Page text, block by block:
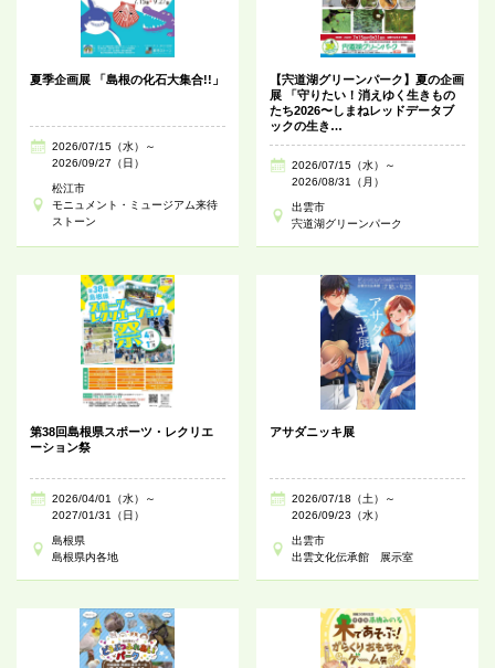
夏季企画展 「島根の化石大集合!!」
2026/07/15（水）～
2026/09/27（日）
松江市
モニュメント・ミュージアム来待
ストーン
【宍道湖グリーンパーク】夏の企画
展 「守りたい！消えゆく生きもの
たち2026〜しまねレッドデータブ
ックの生き…
2026/07/15（水）～
2026/08/31（月）
出雲市
宍道湖グリーンパーク
第38回島根県スポーツ・レクリエ
ーション祭
2026/04/01（水）～
2027/01/31（日）
島根県
島根県内各地
アサダニッキ展
2026/07/18（土）～
2026/09/23（水）
出雲市
出雲文化伝承館 展示室